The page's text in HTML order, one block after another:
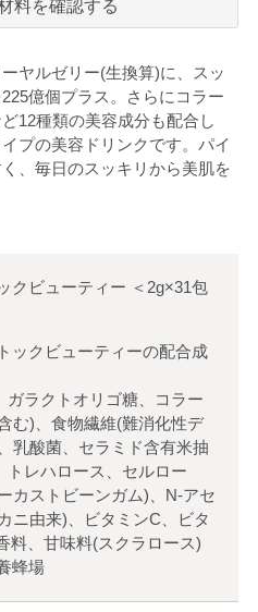
料を確認する
ヤルゼリー(生換算)に、スッ
億個プラス。さらにコラー
12種類の美容成分も配合し
プの美容ドリンクです。パイ
、毎日のスッキリから美肌を
クビューティー ＜ 2g×31包
ックビューティーの配合成
ラクトオリゴ糖、コラー
む)、食物繊維(難消化性デ
乳酸菌、セラミド含有米抽
トレハロース、セルロー
カストビーンガム)、N-アセ
ニ由来)、ビタミンC、ビタ
料、甘味料(スクラロース)
蜂場